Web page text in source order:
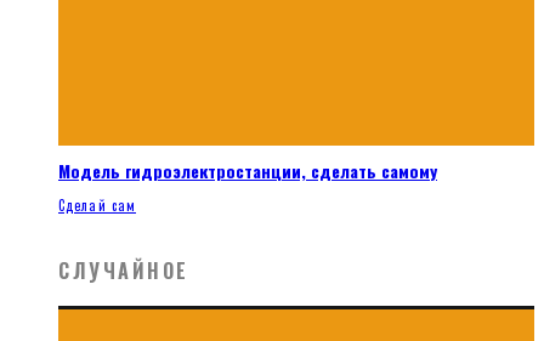
Модель гидроэлектростанции, сделать самому
Сделай сам
СЛУЧАЙНОЕ